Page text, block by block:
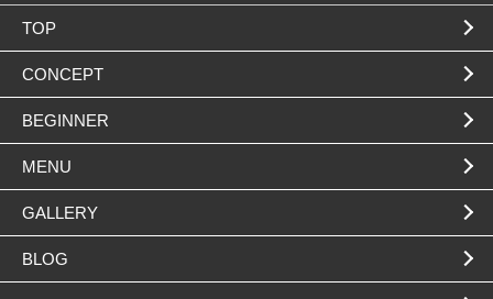
TOP
CONCEPT
BEGINNER
MENU
GALLERY
BLOG